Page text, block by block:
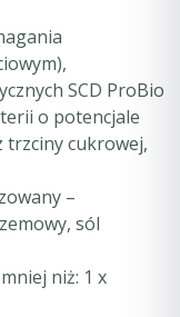
SCD ProBio
o potencjale
trzciny cukrowej,
–
sól
niż: 1 x